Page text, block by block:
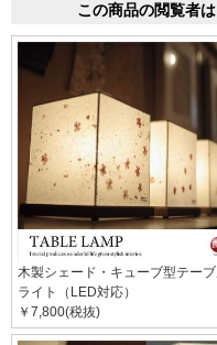
この商品の閲覧者
木製シェード・キューブ型テー
ライト（LED対応）
￥7,800(税抜)